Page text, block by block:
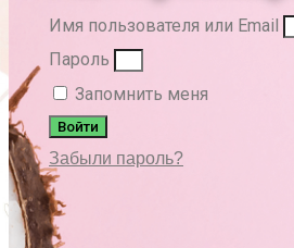
Имя пользователя или Email
Пароль
Запомнить меня
Войти
Забыли пароль?